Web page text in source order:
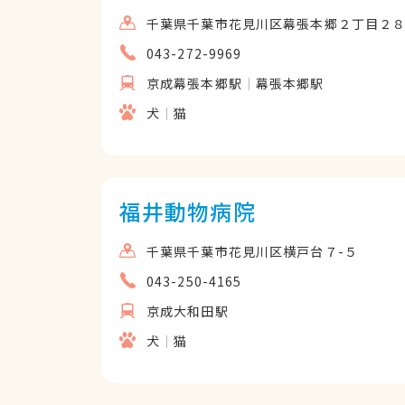
千葉県千葉市花見川区幕張本郷２丁目２
043-272-9969
京成幕張本郷駅
幕張本郷駅
犬
猫
福井動物病院
千葉県千葉市花見川区横戸台７-５
043-250-4165
京成大和田駅
犬
猫